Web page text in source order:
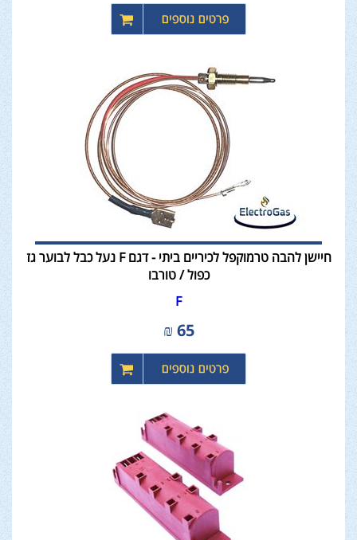
חיישן להבה טרמוקפל לכיריים ביתי - דגם F נעל כבל לבוער גז
כפול / טורבו
F
65
₪